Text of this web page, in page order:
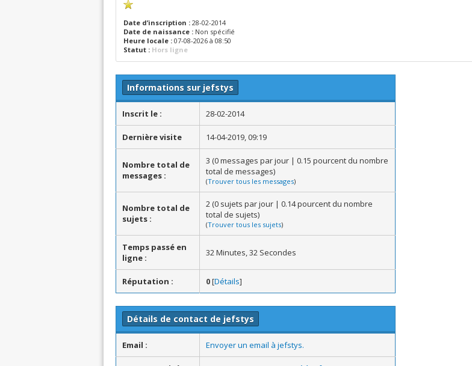
Date d’inscription : 28-02-2014
Date de naissance : Non spécifié
Heure locale : 07-08-2026 à 08:50
Statut : Hors ligne
Informations sur jefstys
Inscrit le : 28-02-2014
Dernière visite 14-04-2019, 09:19
Nombre total de
messages :
3 (0 messages par jour | 0.15 pourcent du nombre
total de messages)
(Trouver tous les messages)
Nombre total de
sujets :
2 (0 sujets par jour | 0.14 pourcent du nombre
total de sujets)
(Trouver tous les sujets)
Temps passé en
ligne :
32 Minutes, 32 Secondes
Réputation : 0[Détails]
Détails de contact de jefstys
Email : Envoyer un email à jefstys.